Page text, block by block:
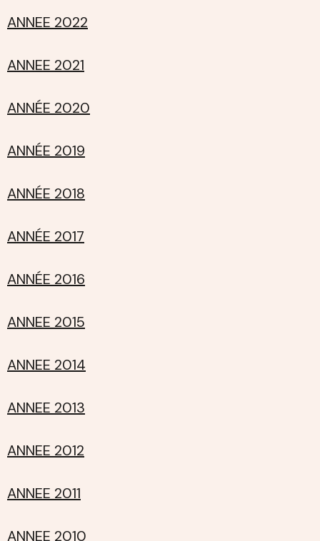
ANNEE 2022
ANNEE 2021
ANNÉE 2020
ANNÉE 2019
ANNÉE 2018
ANNÉE 2017
ANNÉE 2016
ANNEE 2015
ANNEE 2014
ANNEE 2013
ANNEE 2012
ANNEE 2011
ANNEE 2010